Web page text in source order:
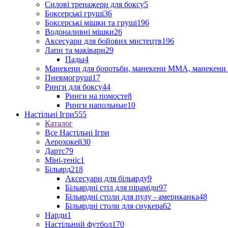
Силові тренажери для боксу5
Боксерські груші36
Боксерські мішки та груші196
Водоналивні мішки26
Аксесуари для бойових мистецтв196
Лапи та маківари29
Пады4
Манекени для боротьби, манекени ММА, манекени
Пневмогруші17
Ринги для боксу44
Ринги на помосте8
Ринги напольные10
Настільні Ігри555
Каталог
Все Настільні Ігри
Аерохокей30
Дартс79
Міні-теніс1
Більярд218
Аксесуари для більярду9
Більярдні стіл для піраміди97
Більярдні столи для пулу - американка48
Більярдні столи для снукера62
Нарди1
Настільний футбол170